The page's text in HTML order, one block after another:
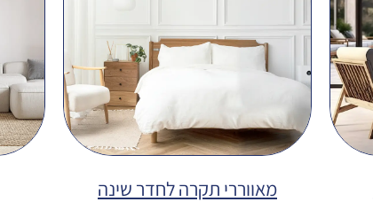
מאווררי תקרה לחדר שינה